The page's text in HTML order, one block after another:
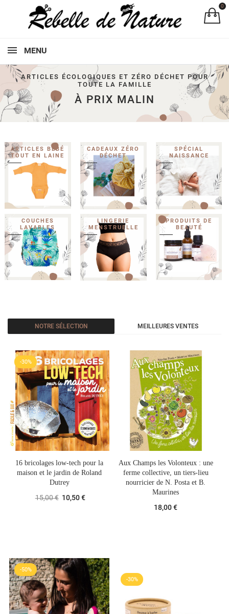
Rebelle de
0
MENU
ARTICLES ÉCOLOGIQUES ET ZÉRO DÉCHET POUR
TOUTE LA FAMILLE
À PRIX MALIN
ARTICLES BÉBÉ
TOUT EN LAINE
CADEAUX ZÉRO
DÉCHET
SPÉCIAL
NAISSANCE
COUCHES
LAVABLES
LINGERIE
MENSTRUELLE
PRODUITS DE
BEAUTÉ
NOTRE SÉLECTION MEILLEURES VENTES
-30%
16 bricolages low-tech pour la
maison et le jardin de Roland
Dutrey
15,00 € 10,50 €
-50%
Aux Champs les Volonteux : une
ferme collective, un tiers-lieu
nourricier de N. Posta et B.
Maurines
18,00 €
-30%